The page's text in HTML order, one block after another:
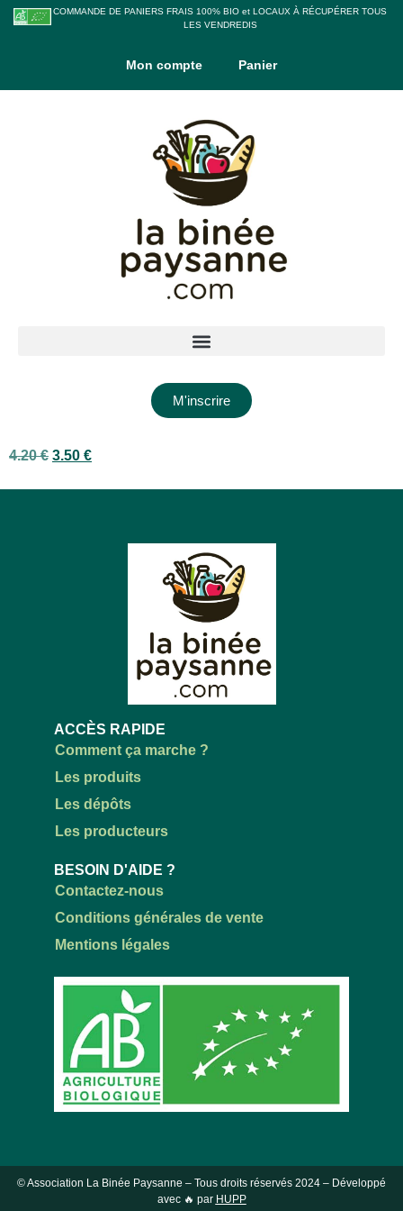
COMMANDE DE PANIERS FRAIS 100% BIO et LOCAUX À RÉCUPÉRER TOUS
LES VENDREDIS
Mon compte Panier
M'inscrire
4.20€ 3.50 €
ACCÈS RAPIDE
Comment ça marche ?
Les produits
Les dépôts
Les producteurs
BESOIN D'AIDE ?
Contactez-nous
Conditions générales de vente
Mentions légales
© Association La Binée Paysanne – Tous droits réservés 2024 – Développé
avec 🔥 par HUPP